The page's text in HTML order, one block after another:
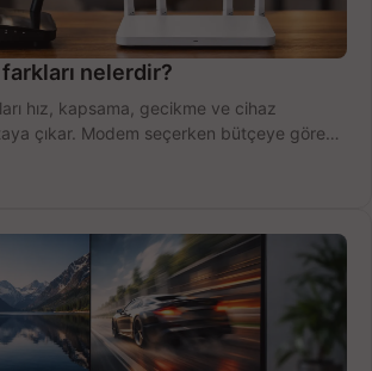
nelerdir?
hız, kapsama, gecikme ve cihaz
çıkar. Modem seçerken bütçeye göre